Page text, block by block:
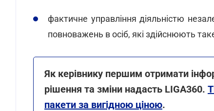
фактичне управління діяльністю
повноважень в осіб, які здійснюють
Як керівнику першим отримати
рішення та зміни надасть LIGA360.
пакети за вигідною ціною.